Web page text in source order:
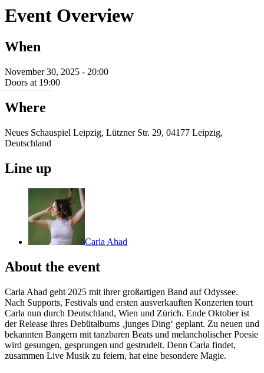
Event Overview
When
November 30, 2025 - 20:00
Doors at 19:00
Where
Neues Schauspiel Leipzig, Lützner Str. 29, 04177 Leipzig,
Deutschland
Line up
Carla Ahad
About the event
Carla Ahad geht 2025 mit ihrer großartigen Band auf Odyssee.
Nach Supports, Festivals und ersten ausverkauften Konzerten tourt
Carla nun durch Deutschland, Wien und Zürich. Ende Oktober ist
der Release ihres Debütalbums ‚junges Ding‘ geplant. Zu neuen und
bekannten Bangern mit tanzbaren Beats und melancholischer Poesie
wird gesungen, gesprungen und gestrudelt. Denn Carla findet,
zusammen Live Musik zu feiern, hat eine besondere Magie.